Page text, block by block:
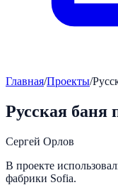
Главная/Проекты/
Русская баня
Сергей Орлов
В проекте
фабрики Sofia.